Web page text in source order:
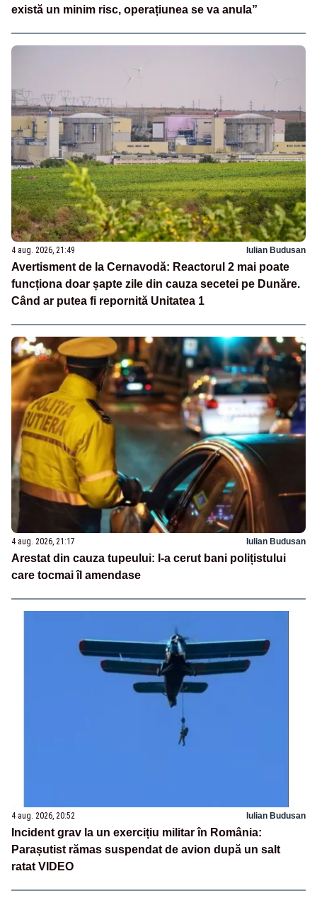
există un minim risc, operațiunea se va anula”
4 aug. 2026, 21:49 Iulian Budusan
Avertisment de la Cernavodă: Reactorul 2 mai poate
funcționa doar șapte zile din cauza secetei pe Dunăre.
Când ar putea fi repornită Unitatea 1
4 aug. 2026, 21:17 Iulian Budusan
Arestat din cauza tupeului: I-a cerut bani polițistului
care tocmai îl amendase
4 aug. 2026, 20:52 Iulian Budusan
Incident grav la un exercițiu militar în România:
Parașutist rămas suspendat de avion după un salt
ratat VIDEO